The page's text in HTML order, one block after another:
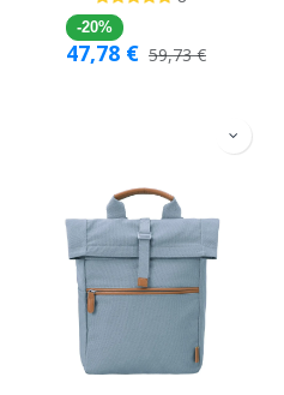
-20%
47,78 € 59,73€